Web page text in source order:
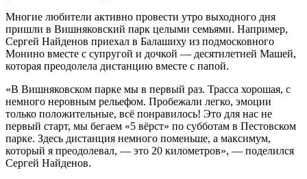
Многие любители активно провести утро выходного дня
пришли в Вишняковский парк целыми семьями. Например,
Сергей Найденов приехал в Балашиху из подмосковного
Монино вместе с супругой и дочкой — десятилетней Машей,
которая преодолела дистанцию вместе с папой.
«В Вишняковском парке мы в первый раз. Трасса хорошая, с
немного неровным рельефом. Пробежали легко, эмоции
только положительные, всё понравилось! Это для нас не
первый старт, мы бегаем «5 вёрст» по субботам в Пестовском
парке. Здесь дистанция немного поменьше, а максимум,
который я преодолевал, — это 20 километров», — поделился
Сергей Найденов.